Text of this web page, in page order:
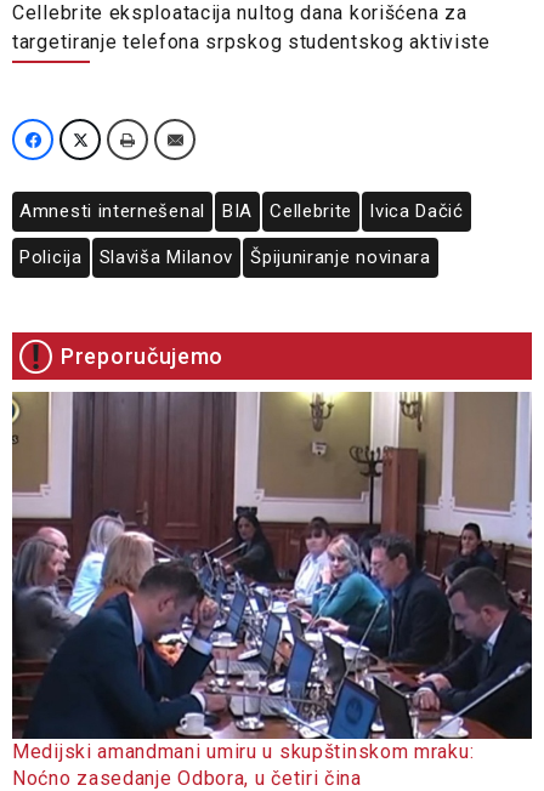
Cellebrite eksploatacija nultog dana korišćena za
targetiranje telefona srpskog studentskog aktiviste
Amnesti internešenal BIA Cellebrite Ivica Dačić
Policija Slaviša Milanov Špijuniranje novinara
Preporučujemo
Medijski amandmani umiru u skupštinskom mraku:
Noćno zasedanje Odbora, u četiri čina